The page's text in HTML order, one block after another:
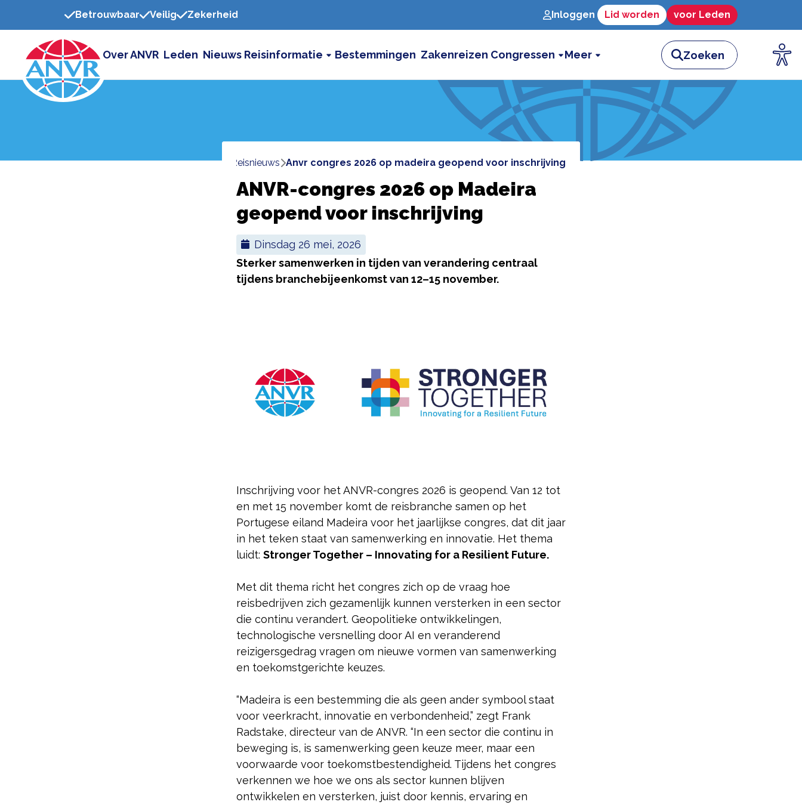
Betrouwbaar Veilig Zekerheid Inloggen Lid worden voor Leden
Over ANVR Leden Nieuws Reisinformatie Bestemmingen Zakenreizen Congressen Meer
Home reisnieuws anvr congres 2026 op madeira geopend voor inschrijving
ANVR-congres 2026 op Madeira
geopend voor inschrijving
dinsdag 26 mei, 2026
Sterker samenwerken in tijden van verandering centraal
tijdens branchebijeenkomst van 12–15 november.
Inschrijving voor het ANVR-congres 2026 is geopend. Van 12 tot
en met 15 november komt de reisbranche samen op het
Portugese eiland Madeira voor het jaarlijkse congres, dat dit jaar
in het teken staat van samenwerking en innovatie. Het thema
luidt: Stronger Together – Innovating for a Resilient Future.
Met dit thema richt het congres zich op de vraag hoe
reisbedrijven zich gezamenlijk kunnen versterken in een sector
die continu verandert. Geopolitieke ontwikkelingen,
technologische versnelling door AI en veranderend
reizigersgedrag vragen om nieuwe vormen van samenwerking
en toekomstgerichte keuzes.
“Madeira is een bestemming die als geen ander symbool staat
voor veerkracht, innovatie en verbondenheid,” zegt Frank
Radstake, directeur van de ANVR. “In een sector die continu in
beweging is, is samenwerking geen keuze meer, maar een
voorwaarde voor toekomstbestendigheid. Tijdens het congres
verkennen we hoe we ons als sector kunnen blijven
ontwikkelen en versterken, juist door kennis, ervaring en